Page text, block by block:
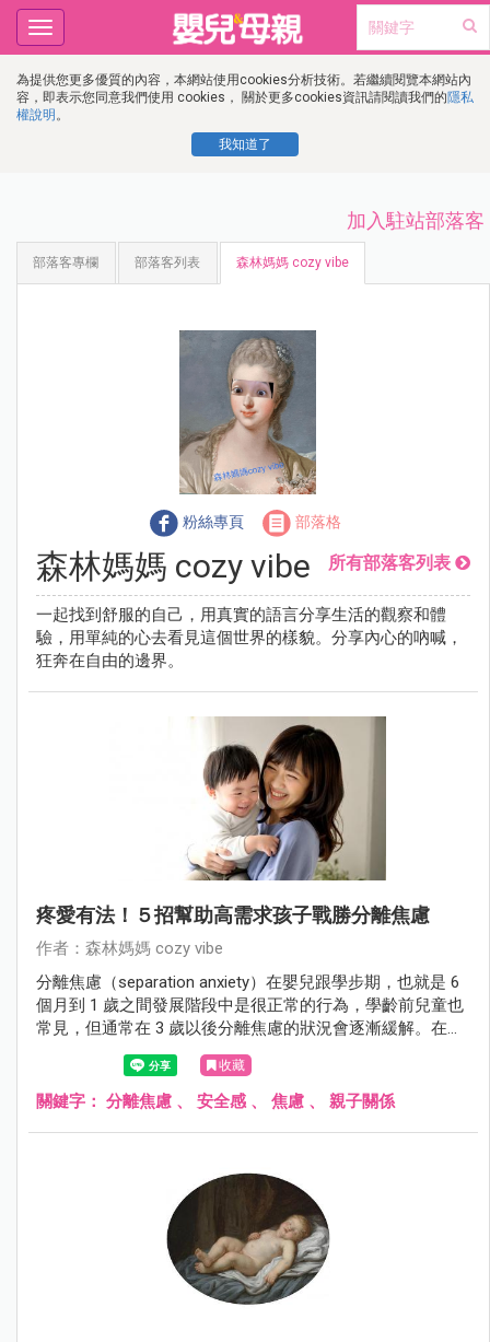
為提供您更多優質的內容，本網站使用cookies分析技術。若繼續閱覽本網站內
容，即表示您同意我們使用 cookies， 關於更多cookies資訊請閱讀我們的隱私
權說明 。
我知道了
Toggle
navigation
加入駐站部落客
部落客專欄 部落客列表 森林媽媽 cozy vibe
粉絲專頁 部落格
森林媽媽 cozy vibe 所有部落客列表
一起找到舒服的自己，用真實的語言分享生活的觀察和體
驗，用單純的心去看見這個世界的樣貌。分享內心的吶喊，
狂奔在自由的邊界。
疼愛有法！５招幫助高需求孩子戰勝分離焦慮
作者：森林媽媽 cozy vibe
分離焦慮（separation anxiety）在嬰兒跟學步期，也就是 6
個月到 1 歲之間發展階段中是很正常的行為，學齡前兒童也
常見，但通常在 3 歲以後分離焦慮的狀況會逐漸緩解。在部
分的學齡前兒童，會發展成影響到日常、校園生活或出現恐
慌發作，而被醫療團隊診斷為分離焦慮症（separation
anxiety disorder），通常較少見於青少年或成人。
收藏
關鍵字： 分離焦慮 、 安全感 、 焦慮 、 親子關係